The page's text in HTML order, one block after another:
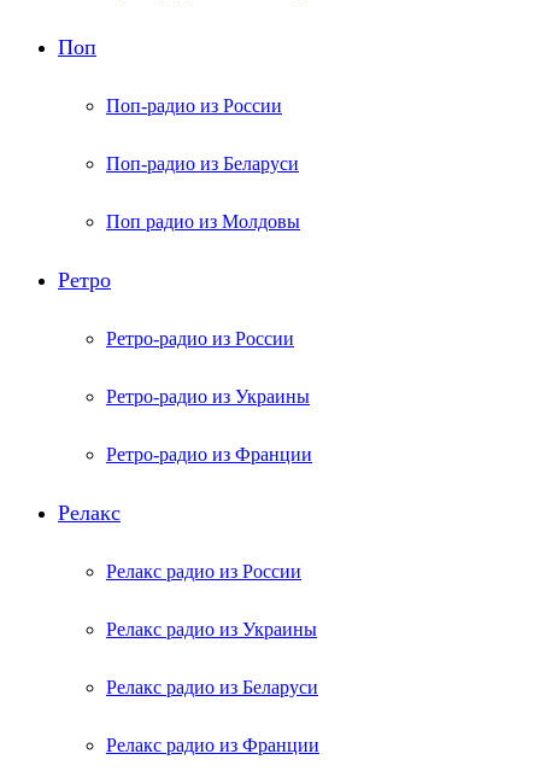
Поп
Поп-радио из России
Поп-радио из Беларуси
Поп радио из Молдовы
Ретро
Ретро-радио из России
Ретро-радио из Украины
Ретро-радио из Франции
Релакс
Релакс радио из России
Релакс радио из Украины
Релакс радио из Беларуси
Релакс радио из Франции